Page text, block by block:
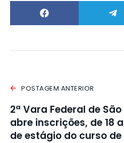
POSTAGEM ANTERIOR
2ª Vara Federal de
abre inscrições, de 18
de estágio do curso de